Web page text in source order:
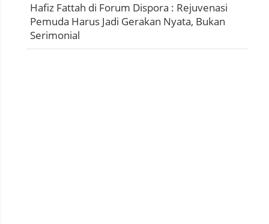
Hafiz Fattah di Forum Dispora : Rejuvenasi
Pemuda Harus Jadi Gerakan Nyata, Bukan
Serimonial